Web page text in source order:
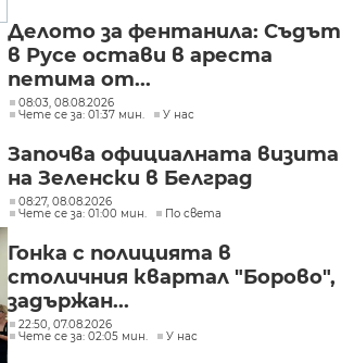
Делото за фентанила: Съдът
в Русе остави в ареста
петима от...
08:03, 08.08.2026
Чете се за: 01:37 мин.
У нас
Започва официалната визита
на Зеленски в Белград
08:27, 08.08.2026
Чете се за: 01:00 мин.
По света
Гонка с полицията в
столичния квартал "Борово",
задържан...
22:50, 07.08.2026
Чете се за: 02:05 мин.
У нас